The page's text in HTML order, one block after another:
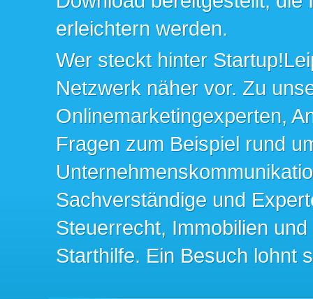
erleichtern werden.
Wer steckt hinter
Netzwerk näher vor. Zu
Onlinemarketingexperten,
Fragen zum Beispiel rund
Sachverständige und
Steuerrecht, Immobilien
Starthilfe. Ein Besuch lohnt